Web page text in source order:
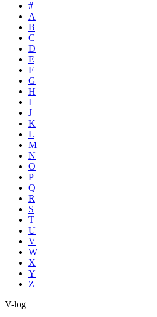
#
A
B
C
D
E
F
G
H
I
J
K
L
M
N
O
P
Q
R
S
T
U
V
W
X
Y
Z
V-log